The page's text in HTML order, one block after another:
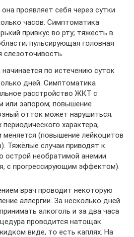
проявляет себя через сутки
часов. Симптоматика
привкус во рту; тяжесть в
пульсирующая головная
слезоточивость.
по истечению суток
дней. Симптоматика
расстройство ЖКТ с
или запором; повышение
отток может нарушиться;
характера;
меняется (повышение лейкоцитов
Тяжёлые случаи приводят к
острой необратимой анемии
с прогрессирующим эффектом).
врач проводит некоторую
аллергии. За несколько дней
алкоголь и за два часа
проводится натощак.
виде, то есть каплях. На